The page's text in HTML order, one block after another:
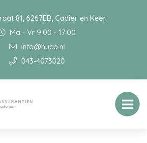
81, 6267EB, Cadier en Keer
Ma - Vr 9:00 - 17:00
info@nuco.nl
043-4073020